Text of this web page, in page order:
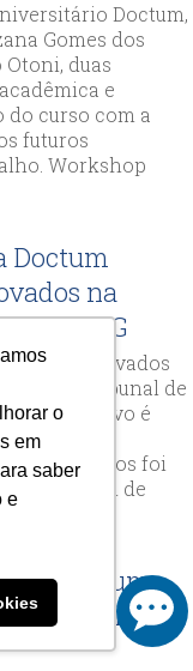
o
em
saber
e
Doctum,
Gomes dos
duas
e
curso com a
futuros
Workshop
Doctum
na
do TJMG
foram aprovados
do Tribunal de
seletivo é
os
candidatos foi
o alto nível de
[…]
da Doctum
Regional